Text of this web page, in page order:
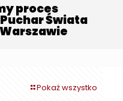
proces
Świata
Pokaż wszystko